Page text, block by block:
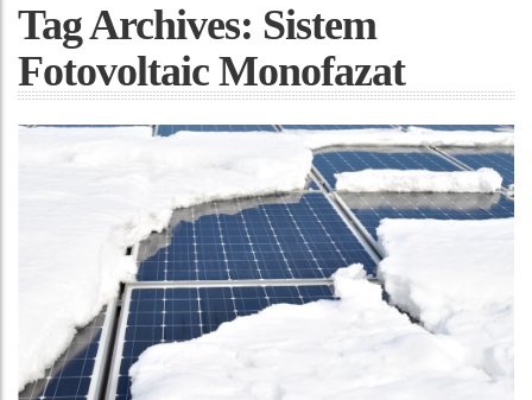
Tag Archives: Sistem
Fotovoltaic Monofazat